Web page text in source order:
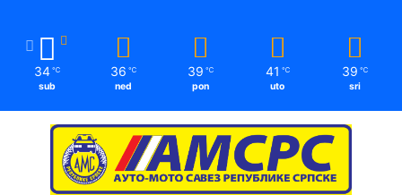
34 ℃
sub
36 ℃
ned
39 ℃
pon
41 ℃
uto
39 ℃
sri